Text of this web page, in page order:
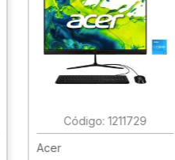
: 1211729
Acer